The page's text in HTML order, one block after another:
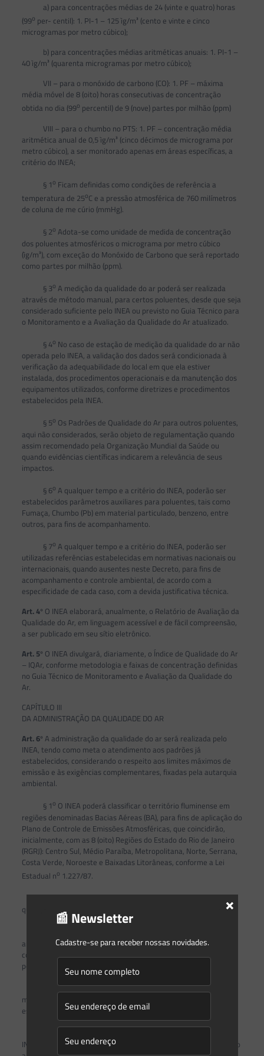
a) para concentrações médias de 24 (vinte e quatro) horas
(99o per- centil): 1. PI-1 – 125 ìg/m³ (cento e vinte e cinco
microgramas por metro cúbico);
b) para concentrações médias aritméticas anuais: 1. PI-1 –
40 ìg/m³ (quarenta microgramas por metro cúbico);
VII – para o monóxido de carbono (CO): 1. PF – máxima
média móvel de 8 (oito) horas consecutivas de concentração
obtida no dia (99o percentil) de 9 (nove) partes por milhão (ppm)
VIII – para o chumbo no PTS: 1. PF – concentração média
aritmética anual de 0,5 ìg/m³ (cinco décimos de micrograma por
metro cúbico), a ser monitorado apenas em áreas específicas, a
critério do INEA;
§ 1o Ficam definidas como condições de referência a
temperatura de 25oC e a pressão atmosférica de 760 milímetros
de coluna de me cúrio (mmHg).
§ 2o Adota-se como unidade de medida de concentração
dos poluentes atmosféricos o micrograma por metro cúbico
(ìg/m³), com exceção do Monóxido de Carbono que será reportado
como partes por milhão (ppm).
§ 3o A medição da qualidade do ar poderá ser realizada
através de método manual, para certos poluentes, desde que seja
considerado suficiente pelo INEA ou previsto no Guia Técnico para
o Monitoramento e a Avaliação da Qualidade do Ar atualizado.
§ 4o No caso de estação de medição da qualidade do ar não
operada pelo INEA, a validação dos dados será condicionada à
verificação da adequabilidade do local em que ela estiver
instalada, dos procedimentos operacionais e da manutenção dos
equipamentos utilizados, conforme diretrizes e procedimentos
estabelecidos pela INEA.
§ 5o Os Padrões de Qualidade do Ar para outros poluentes,
aqui não considerados, serão objeto de regulamentação quando
assim recomendado pela Organização Mundial da Saúde ou
quando evidências científicas indicarem a relevância de seus
impactos.
§ 6o A qualquer tempo e a critério do INEA, poderão ser
estabelecidos parâmetros auxiliares para poluentes, tais como
Fumaça, Chumbo (Pb) em material particulado, benzeno, entre
outros, para fins de acompanhamento.
§ 7o A qualquer tempo e a critério do INEA, poderão ser
utilizadas referências estabelecidas em normativas nacionais ou
internacionais, quando ausentes neste Decreto, para fins de
acompanhamento e controle ambiental, de acordo com a
especificidade de cada caso, com a devida justificativa técnica.
Art. 4º O INEA elaborará, anualmente, o Relatório de Avaliação da
Qualidade do Ar, em linguagem acessível e de fácil compreensão,
a ser publicado em seu sítio eletrônico.
Art. 5º O INEA divulgará, diariamente, o Índice de Qualidade do Ar
– IQAr, conforme metodologia e faixas de concentração definidas
no Guia Técnico de Monitoramento e Avaliação da Qualidade do
Ar.
CAPÍTULO III
DA ADMINISTRAÇÃO DA QUALIDADE DO AR
Art. 6º A administração da qualidade do ar será realizada pelo
INEA, tendo como meta o atendimento aos padrões já
estabelecidos, considerando o respeito aos limites máximos de
emissão e às exigências complementares, fixadas pela autarquia
ambiental.
§ 1o O INEA poderá classificar o território fluminense em
regiões denominadas Bacias Aéreas (BA), para fins de aplicação do
Plano de Controle de Emissões Atmosféricas, que coincidirão,
inicialmente, com as 8 (oito) Regiões do Estado do Rio de Janeiro
(RGRJ): Centro Sul, Médio Paraíba, Metropolitana, Norte, Serrana,
Costa Verde, Noroeste e Baixadas Litorâneas, conforme a Lei
Estadual no 1.227/87.
§ 2oA BA constitui a unidade básica de gerenciamento da
qualidade do ar no estado do Rio de Janeiro.
ar, as BA poderão ser divididas ou agrupadas em sub-regiões,
constituídas de um ou mais municípios, ou ainda, por parte deles,
podendo abranger municípios de diferentes RGRJ.
Os níveis de poluição observados nas estações de
monitora- mento de qualidade do ar serão determinantes para o
estabelecimento de sub-regiões.
INEA, por meio da aplicação de modelos regionais de qualidade do
📰 Newsletter
Cadastre-se para receber nossas novidades.
×